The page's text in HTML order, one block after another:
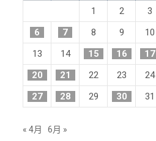
1 2 3
6
7 8 9 10
13
14 15 16 17
20
21 22 23 24
27
28 29 30 31
« 4月 6月 »